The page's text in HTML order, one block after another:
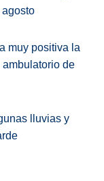
muy positiva la
de
lluvias y